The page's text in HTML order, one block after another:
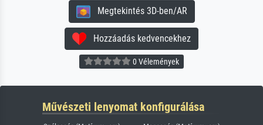
Megtekintés 3D-ben/AR
Hozzáadás kedvencekhez
0 Vélemények
Művészeti lenyomat konfigurálása